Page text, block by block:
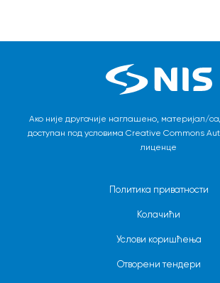
Ако није другачије наглашено, материјал/
доступан под условима Creative Commons
лиценце
Политика приватности
Колачићи
Услови коришћења
Отворени тендери